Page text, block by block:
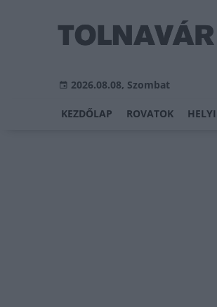
2026.08.08, Szombat
KEZDŐLAP ROVATOK